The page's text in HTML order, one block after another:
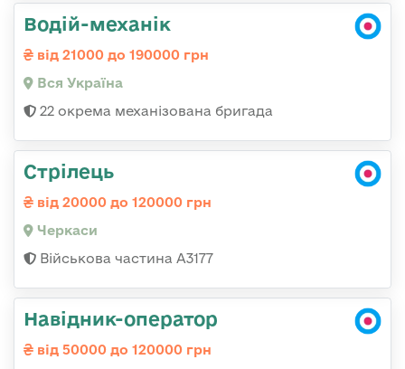
Водій-механік
від 21000 до 190000 грн
Вся Україна
22 окрема механізована бригада
Стрілець
від 20000 до 120000 грн
Черкаси
Військова частина А3177
Навідник-оператор
від 50000 до 120000 грн